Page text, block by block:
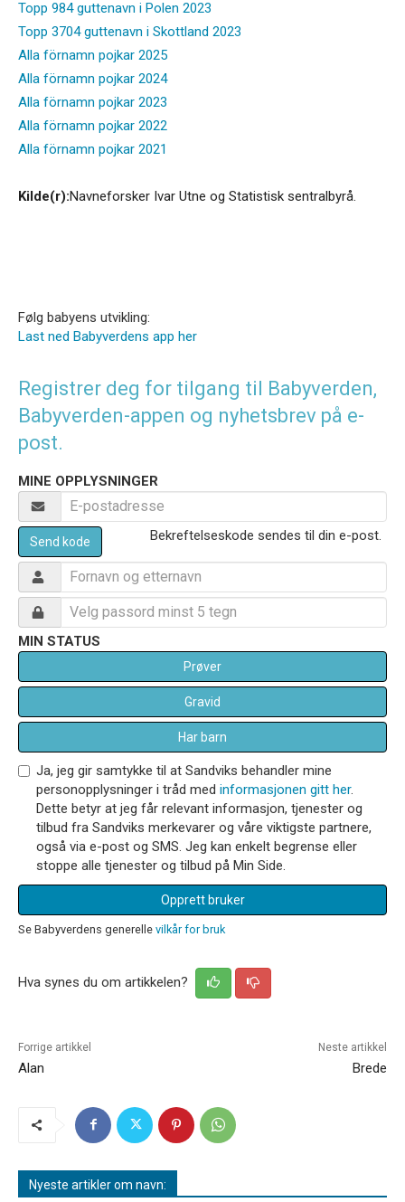
Topp 984 guttenavn i Polen 2023
Topp 3704 guttenavn i Skottland 2023
Alla förnamn pojkar 2025
Alla förnamn pojkar 2024
Alla förnamn pojkar 2023
Alla förnamn pojkar 2022
Alla förnamn pojkar 2021
Kilde(r):Navneforsker Ivar Utne og Statistisk sentralbyrå.
Følg babyens utvikling:
Last ned Babyverdens app her
Registrer deg for tilgang til Babyverden,
Babyverden-appen og nyhetsbrev på e-
post.
MINE OPPLYSNINGER
Send kode Bekreftelseskode sendes til din e-post.
MIN STATUS
Prøver
Gravid
Har barn
Ja, jeg gir samtykke til at Sandviks behandler mine
personopplysninger i tråd med informasjonen gitt her.
Dette betyr at jeg får relevant informasjon, tjenester og
tilbud fra Sandviks merkevarer og våre viktigste partnere,
også via e-post og SMS. Jeg kan enkelt begrense eller
stoppe alle tjenester og tilbud på Min Side.
Opprett bruker
Se Babyverdens generelle vilkår for bruk
Hva synes du om artikkelen?
Forrige artikkel
Alan
Neste artikkel
Brede
Nyeste artikler om navn: